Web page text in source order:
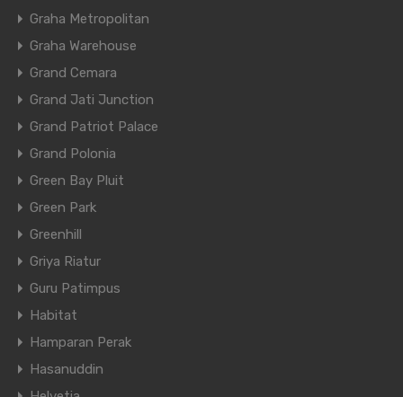
Graha Metropolitan
Graha Warehouse
Grand Cemara
Grand Jati Junction
Grand Patriot Palace
Grand Polonia
Green Bay Pluit
Green Park
Greenhill
Griya Riatur
Guru Patimpus
Habitat
Hamparan Perak
Hasanuddin